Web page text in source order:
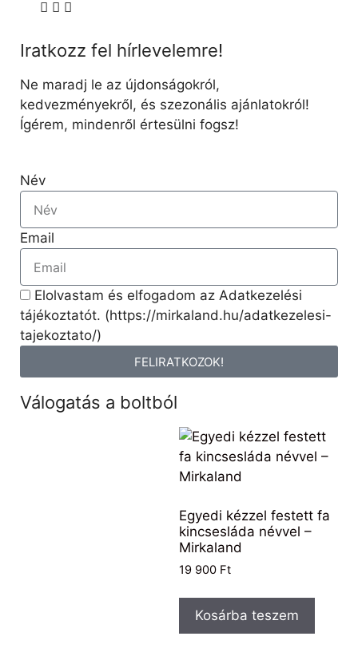
Iratkozz fel hírlevelemre!
Ne maradj le az újdonságokról,
kedvezményekről, és szezonális ajánlatokról!
Ígérem, mindenről értesülni fogsz!
Név
Email
Elolvastam és elfogadom az Adatkezelési
tájékoztatót. (https://mirkaland.hu/adatkezelesi-
tajekoztato/)
FELIRATKOZOK!
Válogatás a boltból
Egyedi kézzel festett fa
kincsesláda névvel –
Mirkaland
19 900 Ft
Kosárba teszem